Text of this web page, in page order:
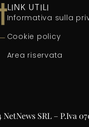
LINK UTILI
Informativa sulla
Cookie policy
Area riservata
SRL – P.Iva